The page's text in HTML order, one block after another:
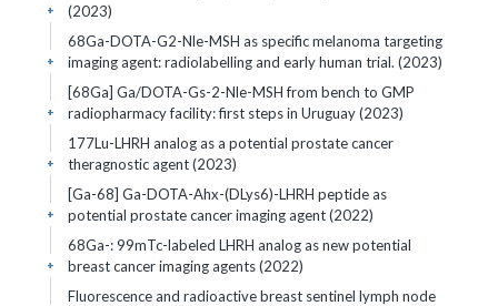
(2023)
+
68Ga-DOTA-G2-Nle-MSH as specific melanoma targeting
imaging agent: radiolabelling and early human trial. (2023)
+
[68Ga] Ga/DOTA-Gs-2-Nle-MSH from bench to GMP
radiopharmacy facility: first steps in Uruguay (2023)
+
177Lu-LHRH analog as a potential prostate cancer
theragnostic agent (2023)
+
[Ga-68] Ga-DOTA-Ahx-(DLys6)-LHRH peptide as
potential prostate cancer imaging agent (2022)
+
68Ga-: 99mTc-labeled LHRH analog as new potential
breast cancer imaging agents (2022)
+
Fluorescence and radioactive breast sentinel lymph node